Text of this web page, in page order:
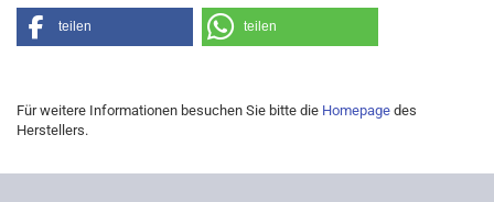
teilen teilen
Für weitere Informationen besuchen Sie bitte die Homepage des
Herstellers.